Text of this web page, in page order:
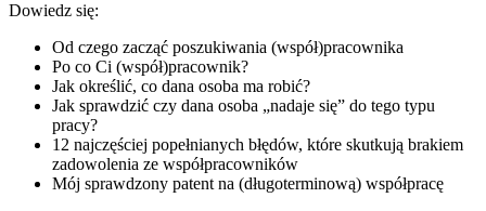
Dowiedz się:
Od czego zacząć poszukiwania (współ)pracownika
Po co Ci (współ)pracownik?
Jak określić, co dana osoba ma robić?
Jak sprawdzić czy dana osoba „nadaje się” do tego typu
pracy?
12 najczęściej popełnianych błędów, które skutkują brakiem
zadowolenia ze współpracowników
Mój sprawdzony patent na (długoterminową) współpracę